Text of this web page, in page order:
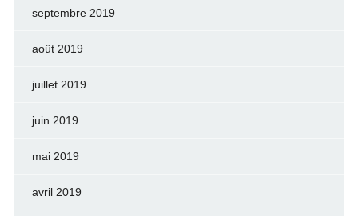
septembre 2019
août 2019
juillet 2019
juin 2019
mai 2019
avril 2019